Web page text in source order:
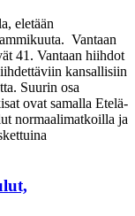
eletään
Vantaan
41. Vantaan hiihdot
kansallisiin
Suurin osa
ovat samalla Etelä-
normaalimatkoilla ja